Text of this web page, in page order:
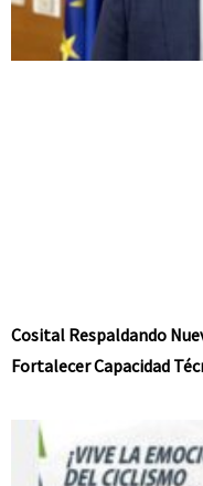
Cosital Respaldando
Fortalecer Capacidad